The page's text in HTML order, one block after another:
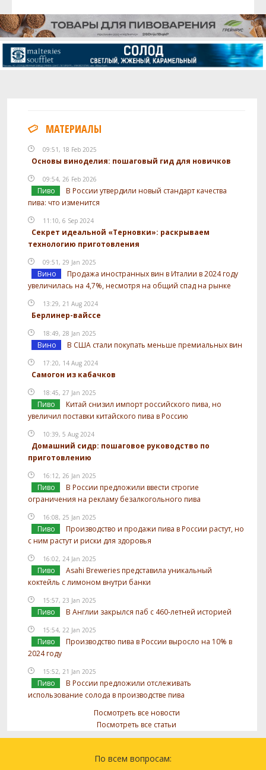
МАТЕРИАЛЫ
09:51, 18 Feb 2025
Основы виноделия: пошаговый гид для новичков
09:54, 26 Feb 2026
Пиво
В России утвердили новый стандарт качества
пива: что изменится
11:10, 6 Sep 2024
Секрет идеальной «Терновки»: раскрываем
технологию приготовления
09:51, 29 Jan 2025
Вино
Продажа иностранных вин в Италии в 2024 году
увеличилась на 4,7%, несмотря на общий спад на рынке
13:29, 21 Aug 2024
Берлинер-вайссе
18:49, 28 Jan 2025
Вино В США стали покупать меньше премиальных вин
17:20, 14 Aug 2024
Самогон из кабачков
18:45, 27 Jan 2025
Пиво
Китай снизил импорт российского пива, но
увеличил поставки китайского пива в Россию
10:39, 5 Aug 2024
Домашний сидр: пошаговое руководство по
приготовлению
16:12, 26 Jan 2025
Пиво
В России предложили ввести строгие
ограничения на рекламу безалкогольного пива
16:08, 25 Jan 2025
Пиво
Производство и продажи пива в России растут, но
с ним растут и риски для здоровья
16:02, 24 Jan 2025
Пиво
Asahi Breweries представила уникальный
коктейль с лимоном внутри банки
15:57, 23 Jan 2025
Пиво В Англии закрылся паб с 460-летней историей
15:54, 22 Jan 2025
Пиво
Производство пива в России выросло на 10% в
2024 году
15:52, 21 Jan 2025
Пиво
В России предложили отслеживать
использование солода в производстве пива
Посмотреть все новости
Посмотреть все статьи
По всем вопросам: